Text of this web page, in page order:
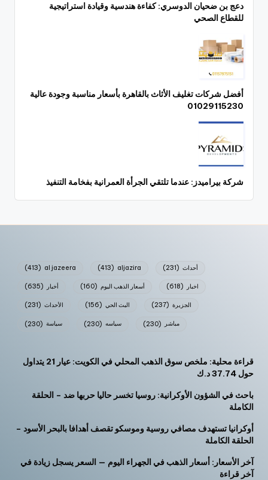
دعج بن ضحيان الدوسري: كفاءة هندسية وقيادة استراتيجية
للقطاع الصحي
أفضل شركات تغليف الأثاث بالقاهرة بأسعار مناسبة وجودة عالية
01029115230
شركة بيراميدز: عندما تلتقي الجرأة العمرانية بفخامة التنفيذ
al jazeera
(413) aljazira
(413) أحداث (231)
أخبار (635) أسعار الذهب اليوم (160) اخبار (618)
الأحداث (231) البث الحي (156) الجزيرة (237)
سياسة (230) سياسه (230) مباشر (230)
قراءة محلية: ملخص سوق الذهب المحلي في الكويت: عيار 21 يتداول
حول 37.74 د.ك
باحث في الشؤون الأوكرانية: روسيا تخسر حاليا حربها ضد – الحلقة
الكاملة
أوكرانيا تستهدف مصافي روسية وموسكو تقصف أهدافا بالبحر الأسود –
الحلقة الكاملة
آخر الأسعار: أسعار الذهب في الجهراء اليوم — السعر يسجل زيادة في
آخر قراءة